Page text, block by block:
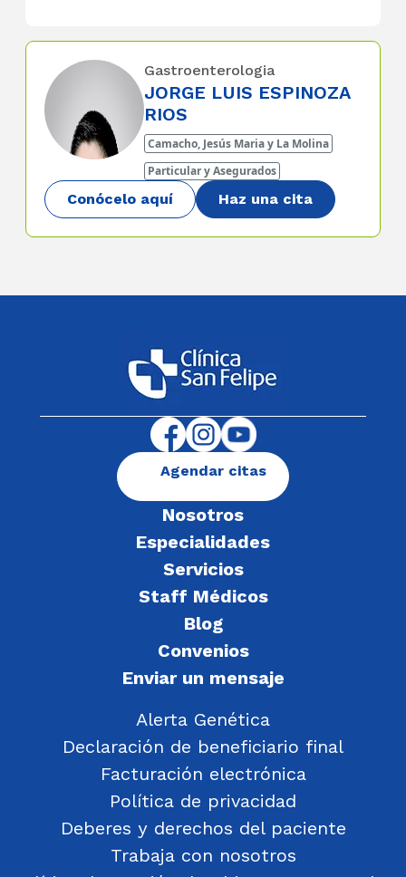
Gastroenterologia
JORGE LUIS ESPINOZA
RIOS
Camacho, Jesús Maria y La Molina
Particular y Asegurados
Conócelo aquí Haz una cita
Nosotros
Especialidades
Servicios
Staff Médicos
Blog
Convenios
Enviar un mensaje
Alerta Genética
Declaración de beneficiario final
Facturación electrónica
Política de privacidad
Deberes y derechos del paciente
Trabaja con nosotros
Agendar citas